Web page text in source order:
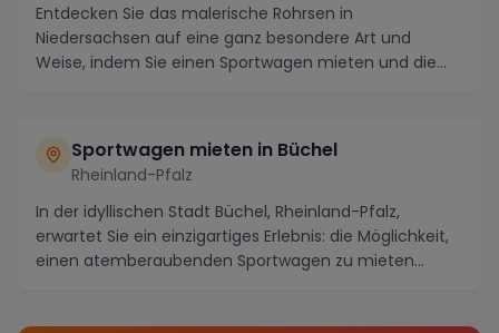
Entdecken Sie das malerische Rohrsen in
Niedersachsen auf eine ganz besondere Art und
Weise, indem Sie einen Sportwagen mieten und die
Sportwagen mieten in Büchel
Rheinland-Pfalz
In der idyllischen Stadt Büchel, Rheinland-Pfalz,
erwartet Sie ein einzigartiges Erlebnis: die Möglichkeit,
einen atemberaubenden Sportwagen zu mieten...